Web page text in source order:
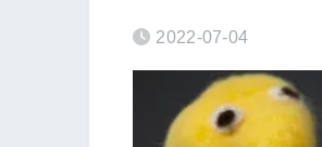
2022-07-04